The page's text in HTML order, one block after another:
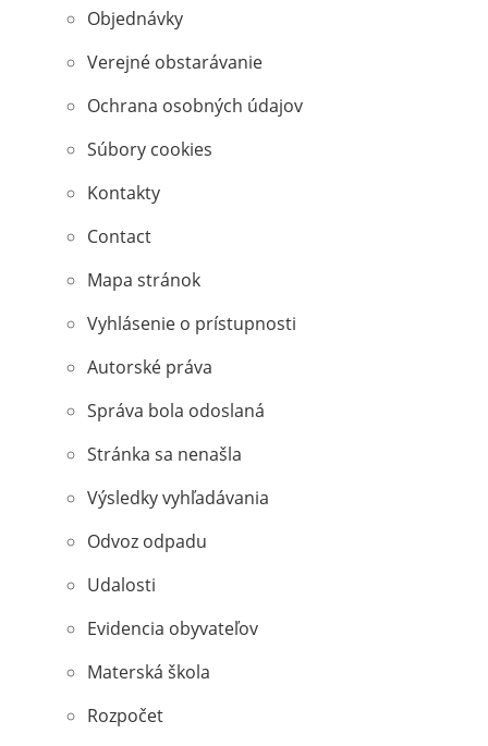
Objednávky
Verejné obstarávanie
Ochrana osobných údajov
Súbory cookies
Kontakty
Contact
Mapa stránok
Vyhlásenie o prístupnosti
Autorské práva
Správa bola odoslaná
Stránka sa nenašla
Výsledky vyhľadávania
Odvoz odpadu
Udalosti
Evidencia obyvateľov
Materská škola
Rozpočet